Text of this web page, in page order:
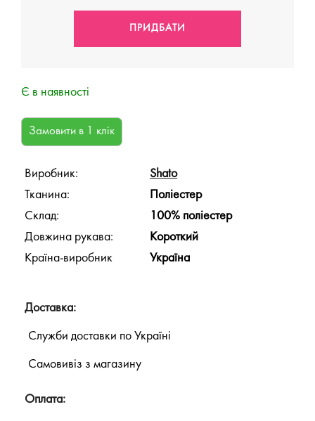
Є в наявності
Виробник:
Shato
Тканина:
Поліестер
Склад:
100% поліестер
Довжина рукава:
Короткий
Країна-виробник
Україна
Доставка:
Служби доставки по Україні
Самовивіз з магазину
Оплата: